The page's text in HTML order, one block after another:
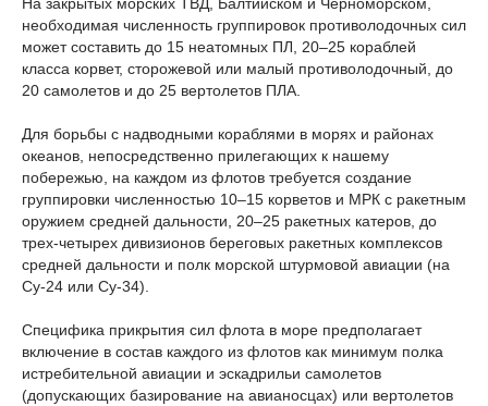
необходимая численность группировок противолодочных сил
может составить до 15 неатомных ПЛ, 20–25 кораблей
класса корвет, сторожевой или малый противолодочный, до
20 самолетов и до 25 вертолетов ПЛА.
Для борьбы с надводными кораблями в морях и районах
океанов, непосредственно прилегающих к нашему
побережью, на каждом из флотов требуется создание
группировки численностью 10–15 корветов и МРК с ракетным
оружием средней дальности, 20–25 ракетных катеров, до
трех-четырех дивизионов береговых ракетных комплексов
средней дальности и полк морской штурмовой авиации (на
Су-24 или Су-34).
Специфика прикрытия сил флота в море предполагает
включение в состав каждого из флотов как минимум полка
истребительной авиации и эскадрильи самолетов
(допускающих базирование на авианосцах) или вертолетов